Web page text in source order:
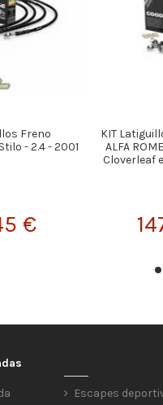
Freno
- 2.4 - 2001
€
KIT
ALFA
Cloverleaf
Escapes